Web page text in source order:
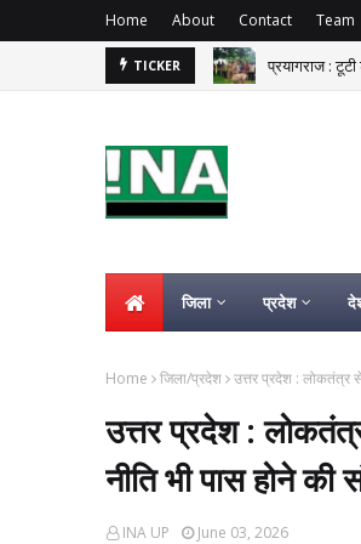
Home About Contact Team
TICKER
प्रयागराज :
अम्बेडकरनगर :
जिला प्रदेश
Home जिला/प्रदेश उत्तर प्रदेश : लोकतंत्र
उत्तर प्रदेश :
नीति भी पास होने
INA UP June 03, 2026